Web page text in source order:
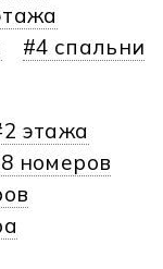
4 спальни
2 этажа
8 номеров